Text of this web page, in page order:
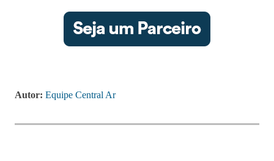
Autor: Equipe Central Ar